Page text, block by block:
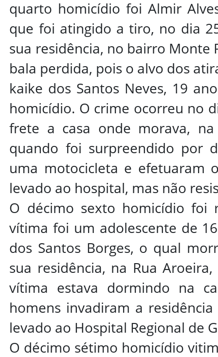
quarto homicídio foi Almir
que foi atingido a tiro, no dia
sua residência, no bairro Monte
bala perdida, pois o alvo dos
kaike dos Santos Neves, 19
homicídio. O crime ocorreu no
frete a casa onde morava, na
quando foi surpreendido por
uma motocicleta e efetuaram
levado ao hospital, mas não
O décimo sexto homicídio foi
vítima foi um adolescente de
dos Santos Borges, o qual
sua residência, na Rua
vítima estava dormindo na
homens invadiram a
levado ao Hospital Regional de
O décimo sétimo homicídio